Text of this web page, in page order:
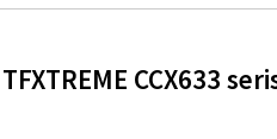
CCX633